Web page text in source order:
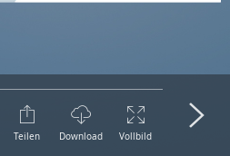
Teilen Download Vollbild